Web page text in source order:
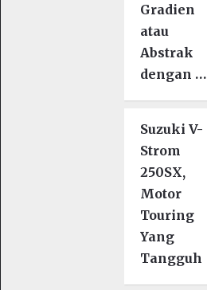
Gradien
atau
Abstrak
dengan …
Suzuki V-
Strom
250SX,
Motor
Touring
Yang
Tangguh